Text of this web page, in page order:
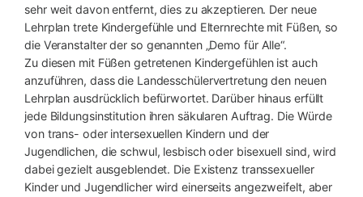
sehr weit davon entfernt, dies zu akzeptieren. Der neue
Lehrplan trete Kindergefühle und Elternrechte mit Füßen, so
die Veranstalter der so genannten „Demo für Alle“.
Zu diesen mit Füßen getretenen Kindergefühlen ist auch
anzuführen, dass die Landesschülervertretung den neuen
Lehrplan ausdrücklich befürwortet. Darüber hinaus erfüllt
jede Bildungsinstitution ihren säkularen Auftrag. Die Würde
von trans- oder intersexuellen Kindern und der
Jugendlichen, die schwul, lesbisch oder bisexuell sind, wird
dabei gezielt ausgeblendet. Die Existenz transsexueller
Kinder und Jugendlicher wird einerseits angezweifelt, aber